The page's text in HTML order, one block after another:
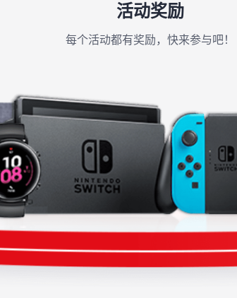
活动奖励
每个活动都有奖励，快来参与吧！